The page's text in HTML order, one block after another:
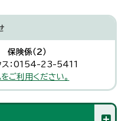
険係（2）
ス：0154-23-5411
ご利用ください。